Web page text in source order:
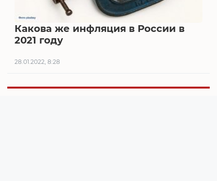
Какова же инфляция в России в
2021 году
28.01.2022, 8:28